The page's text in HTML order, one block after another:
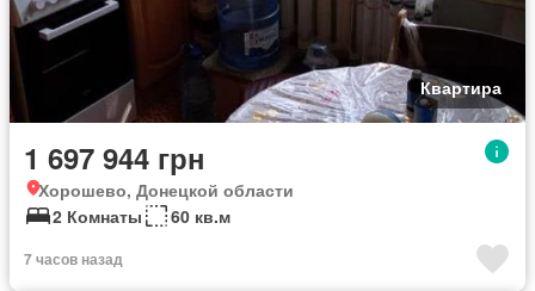
Квартира
1 697 944 грн
Хорошево, Донецкой области
2 Комнаты
60 кв.м
7 часов назад